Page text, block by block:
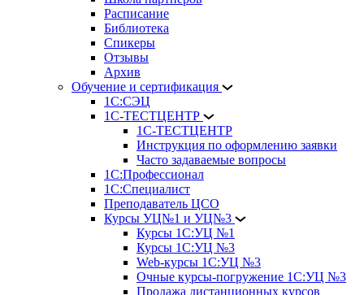
Расписание
Библиотека
Спикеры
Отзывы
Архив
Обучение и сертификация
1С:СЭЦ
1С-ТЕСТЦЕНТР
1С-ТЕСТЦЕНТР
Инструкция по оформлению заявки
Часто задаваемые вопросы
1С:Профессионал
1С:Специалист
Преподаватель ЦСО
Курсы УЦ№1 и УЦ№3
Курсы 1С:УЦ №1
Курсы 1С:УЦ №3
Web-курсы 1С:УЦ №3
Очные курсы-погружение 1С:УЦ №3
Продажа дистанционных курсов